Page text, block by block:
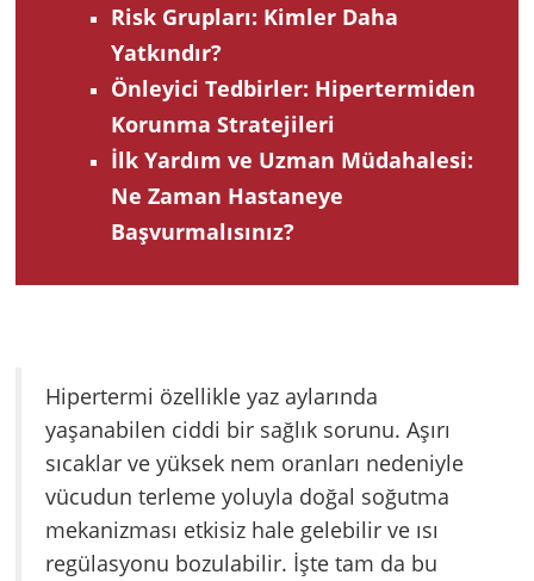
Risk Grupları: Kimler Daha
Yatkındır?
Önleyici Tedbirler: Hipertermiden
Korunma Stratejileri
İlk Yardım ve Uzman Müdahalesi:
Ne Zaman Hastaneye
Başvurmalısınız?
Hipertermi özellikle yaz aylarında
yaşanabilen ciddi bir sağlık sorunu. Aşırı
sıcaklar ve yüksek nem oranları nedeniyle
vücudun terleme yoluyla doğal soğutma
mekanizması etkisiz hale gelebilir ve ısı
regülasyonu bozulabilir. İşte tam da bu